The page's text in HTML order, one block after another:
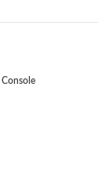
Console